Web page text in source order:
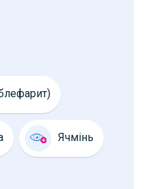
Ячмінь